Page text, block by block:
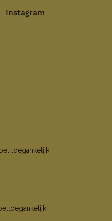
Instagram
toegankelijk